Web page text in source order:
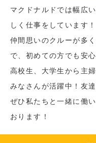
マクドナルドでは幅広
しく仕事をしています！
仲間思いのクルーが多
で、初めての方でも安
高校生、大学生から主
みなさんが活躍中！友
ぜひ私たちと一緒に働
おります！